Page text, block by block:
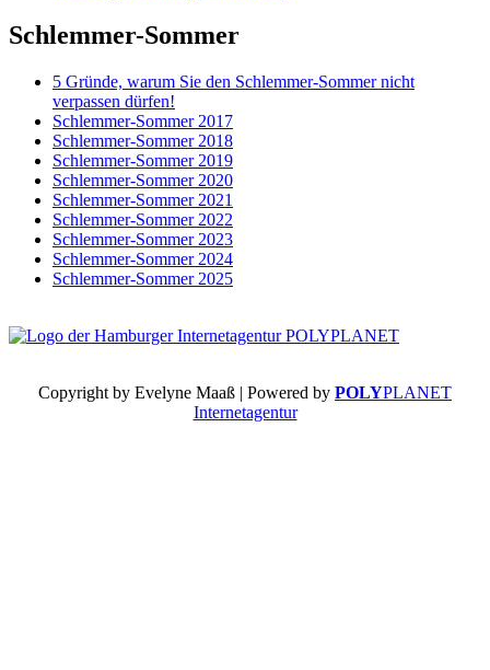
Schlemmer-Sommer
5 Gründe, warum Sie den Schlemmer-Sommer nicht
verpassen dürfen!
Schlemmer-Sommer 2017
Schlemmer-Sommer 2018
Schlemmer-Sommer 2019
Schlemmer-Sommer 2020
Schlemmer-Sommer 2021
Schlemmer-Sommer 2022
Schlemmer-Sommer 2023
Schlemmer-Sommer 2024
Schlemmer-Sommer 2025
Copyright by Evelyne Maaß | Powered by POLYPLANET
Internetagentur